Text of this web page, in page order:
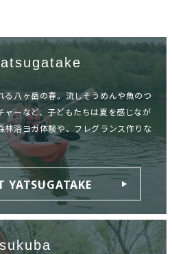
八ヶ岳の春。流しそうめんや魚のつ
ャーなど、子どもたちは夏を感じなが
林浴ヨガ体験や、フレグランス作りな
YATSUGATAKE